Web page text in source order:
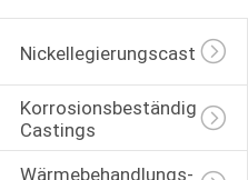
Nickellegierungscasting
Korrosionsbeständige
Castings
Wärmebehandlungs-